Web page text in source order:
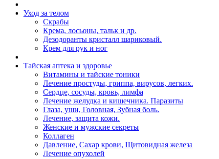
Уход за телом
Скрабы
Крема, лосьоны, тальк и др.
Дезодоранты кристалл шариковый.
Крем для рук и ног
Тайская аптека и здоровье
Витамины и тайские тоники
Лечение простуды, гриппа, вирусов, легких.
Сердце, сосуды, кровь, лимфа
Лечение желудка и кишечника. Паразиты
Глаза, уши, Головная, Зубная боль.
Лечение, защита кожи.
Женские и мужские секреты
Коллаген
Давление, Сахар крови, Щитовидная железа
Лечение опухолей